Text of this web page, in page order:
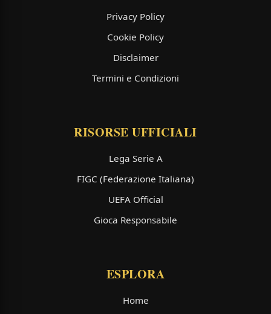
Privacy Policy
Cookie Policy
Disclaimer
Termini e Condizioni
RISORSE UFFICIALI
Lega Serie A
FIGC (Federazione Italiana)
UEFA Official
Gioca Responsabile
ESPLORA
Home